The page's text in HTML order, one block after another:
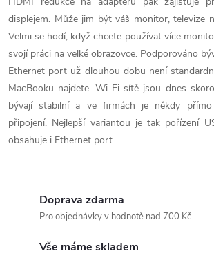
displejem. Může jim být váš monitor, televize
Velmi se hodí, když chcete používat více
svojí práci na velké obrazovce. Podporováno
Ethernet port už dlouhou dobu není
MacBooku najdete. Wi-Fi sítě jsou dnes
bývají stabilní a ve firmách je někdy přímo
připojení. Nejlepší variantou je tak pořízení
obsahuje i Ethernet port.
Doprava zdarma
Pro objednávky v hodnotě nad 700 Kč.
Vše máme skladem